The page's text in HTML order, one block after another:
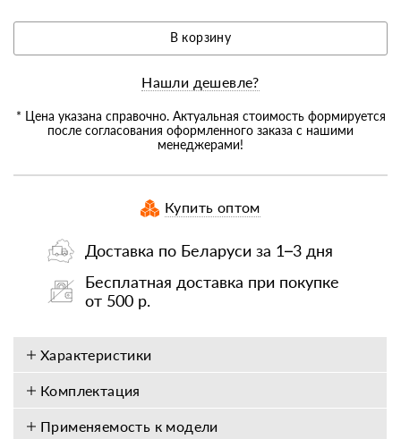
В корзину
Нашли дешевле?
* Цена указана справочно. Актуальная стоимость формируется
после согласования оформленного заказа с нашими
менеджерами!
Купить оптом
Доставка по Беларуси за 1–3 дня
Бесплатная доставка при покупке
от 500 р.
Характеристики
Комплектация
Применяемость к модели